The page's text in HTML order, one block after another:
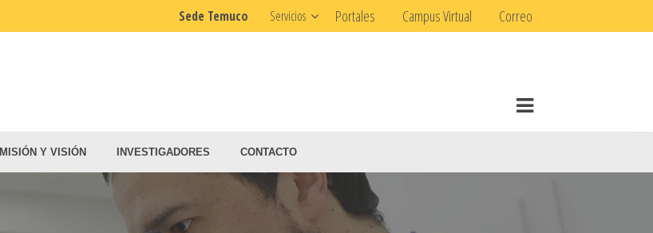
Sede Temuco Servicios Portales Campus Virtual Correo
MISIÓN Y VISIÓN INVESTIGADORES CONTACTO